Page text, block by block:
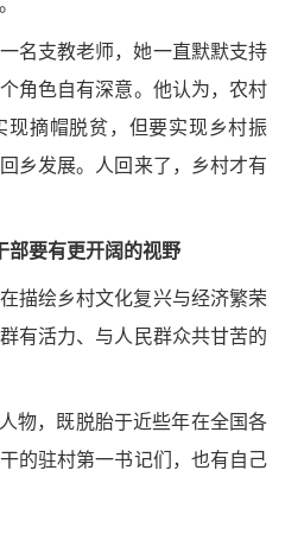
名支教老师，她一直默默支持
角色自有深意。他认为，农村
现摘帽脱贫，但要实现乡村振
乡发展。人回来了，乡村才有
部要有更开阔的视野
描绘乡村文化复兴与经济繁荣
有活力、与人民群众共甘苦的
物，既脱胎于近些年在全国各
的驻村第一书记们，也有自己